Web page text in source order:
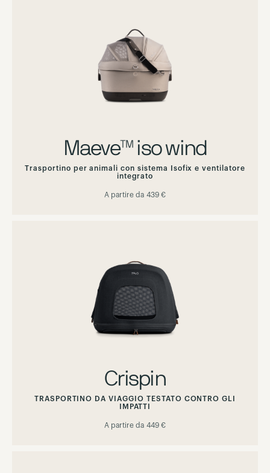
Maeve™ iso wind
Trasportino per animali con sistema Isofix e ventilatore
integrato
A partire da 439 €
Crispin
TRASPORTINO DA VIAGGIO TESTATO CONTRO GLI
IMPATTI
A partire da 449 €